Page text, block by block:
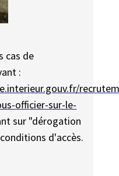
cas de
:
officier-sur-le-
sur "dérogation
d'accès.